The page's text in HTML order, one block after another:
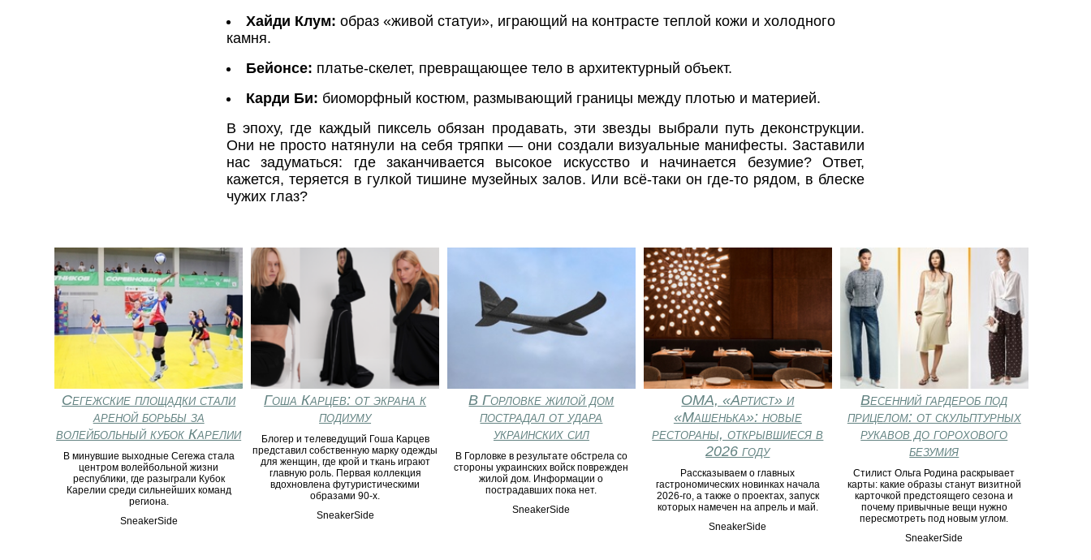
Хайди Клум: образ «живой статуи», играющий на контрасте теплой кожи и холодного
камня.
Бейонсе: платье-скелет, превращающее тело в архитектурный объект.
Карди Би: биоморфный костюм, размывающий границы между плотью и материей.
В эпоху, где каждый пиксель обязан продавать, эти звезды выбрали путь деконструкции.
Они не просто натянули на себя тряпки — они создали визуальные манифесты. Заставили
нас задуматься: где заканчивается высокое искусство и начинается безумие? Ответ,
кажется, теряется в гулкой тишине музейных залов. Или всё-таки он где-то рядом, в блеске
чужих глаз?
Сегежские площадки стали
ареной борьбы за
волейбольный кубок Карелии
В минувшие выходные Сегежа стала
центром волейбольной жизни
республики, где разыграли Кубок
Карелии среди сильнейших команд
региона.
SneakerSide
Гоша Карцев: от экрана к
подиуму
Блогер и телеведущий Гоша Карцев
представил собственную марку одежды
для женщин, где крой и ткань играют
главную роль. Первая коллекция
вдохновлена футуристическими
образами 90-х.
SneakerSide
В Горловке жилой дом
пострадал от удара
украинских сил
В Горловке в результате обстрела со
стороны украинских войск поврежден
жилой дом. Информации о
пострадавших пока нет.
SneakerSide
ОМА, «Артист» и
«Машенька»: новые
рестораны, открывшиеся в
2026 году
Рассказываем о главных
гастрономических новинках начала
2026-го, а также о проектах, запуск
которых намечен на апрель и май.
SneakerSide
Весенний гардероб под
прицелом: от скульптурных
рукавов до горохового
безумия
Стилист Ольга Родина раскрывает
карты: какие образы станут визитной
карточкой предстоящего сезона и
почему привычные вещи нужно
пересмотреть под новым углом.
SneakerSide